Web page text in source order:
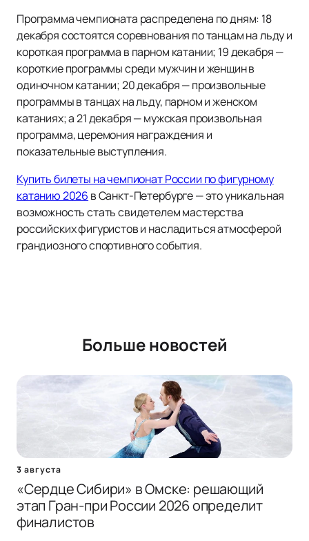
Программа чемпионата распределена по дням: 18
декабря состоятся соревнования по танцам на льду и
короткая программа в парном катании; 19 декабря —
короткие программы среди мужчин и женщин в
одиночном катании; 20 декабря — произвольные
программы в танцах на льду, парном и женском
катаниях; а 21 декабря — мужская произвольная
программа, церемония награждения и
показательные выступления.
Купить билеты на чемпионат России по фигурному
катанию 2026 в Санкт-Петербурге — это уникальная
возможность стать свидетелем мастерства
российских фигуристов и насладиться атмосферой
грандиозного спортивного события.
Больше новостей
3 августа
«Сердце Сибири» в Омске: решающий
этап Гран-при России 2026 определит
финалистов